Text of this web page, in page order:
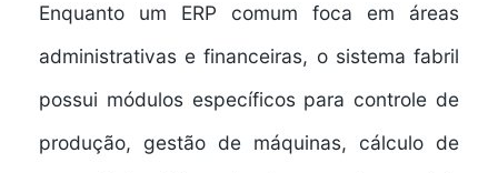
Enquanto um ERP comum foca em áreas
administrativas e financeiras, o sistema fabril
possui módulos específicos para controle de
produção, gestão de máquinas, cálculo de